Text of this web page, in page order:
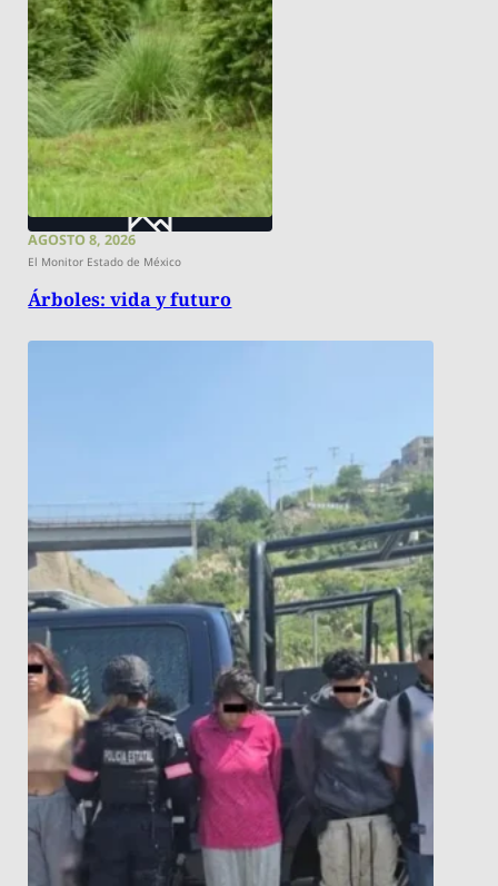
AGOSTO 8, 2026
El Monitor Estado de México
Árboles: vida y futuro